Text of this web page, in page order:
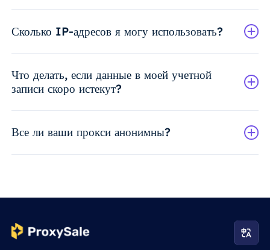
Сколько IP-адресов я могу использовать?
Что делать, если данные в моей учетной
записи скоро истекут?
Все ли ваши прокси анонимны?